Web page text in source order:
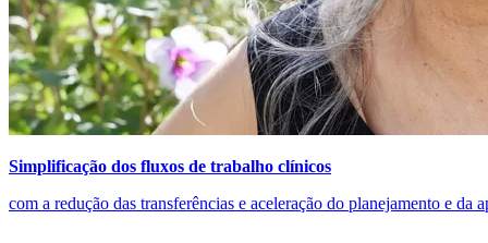
Simplificação dos fluxos de trabalho clínicos
com a redução das transferências e aceleração do planejamento e da